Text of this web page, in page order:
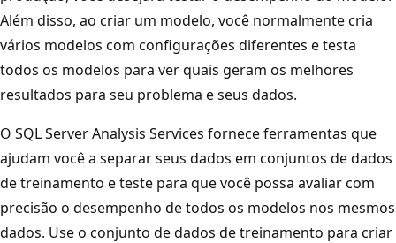
Além disso, ao criar um modelo, você normalmente cria
vários modelos com configurações diferentes e testa
todos os modelos para ver quais geram os melhores
resultados para seu problema e seus dados.
O SQL Server Analysis Services fornece ferramentas que
ajudam você a separar seus dados em conjuntos de dados
de treinamento e teste para que você possa avaliar com
precisão o desempenho de todos os modelos nos mesmos
dados. Use o conjunto de dados de treinamento para criar